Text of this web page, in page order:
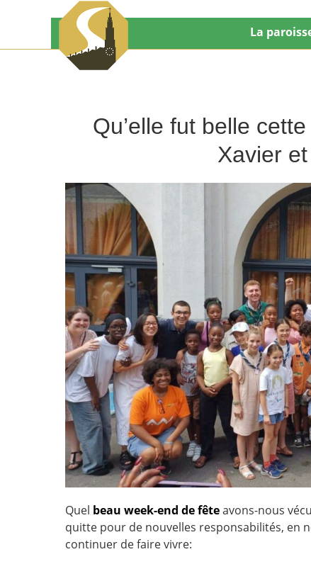
La
Qu’elle fut belle
Xavier
Quel beau week-end de fêteavons-nous
quitte pour de nouvelles responsabilités, en
continuer de faire vivre: